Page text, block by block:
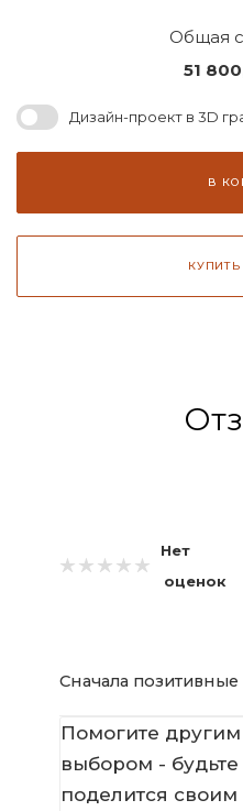
Общая
51
Дизайн-проект в 3D
В
КУПИТЬ
Нет
оценок
Сначала позитивные
Помогите
выбором -
поделится